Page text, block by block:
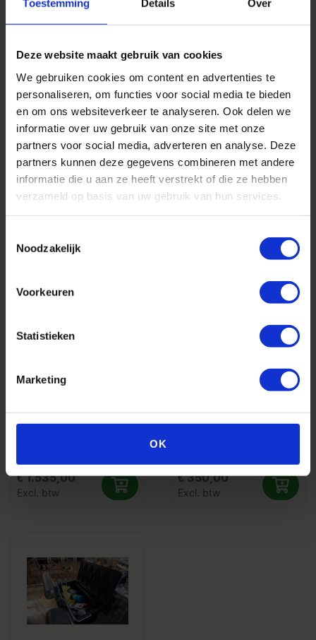
Toestemming Details Over
Deze website maakt gebruik van cookies
We gebruiken cookies om content en advertenties te
personaliseren, om functies voor social media te bieden
en om ons websiteverkeer te analyseren. Ook delen we
informatie over uw gebruik van onze site met onze
partners voor social media, adverteren en analyse. Deze
partners kunnen deze gegevens combineren met andere
informatie die u aan ze heeft verstrekt of die ze hebben
verzameld op basis van uw gebruik van hun services.
Noodzakelijk
Voorkeuren
Statistieken
Marketing
OK
Ecf2 Drinker
€ 40,00
Anti Lekbanden
€ 1.535,00
Excl. btw
€ 350,00
Excl. btw